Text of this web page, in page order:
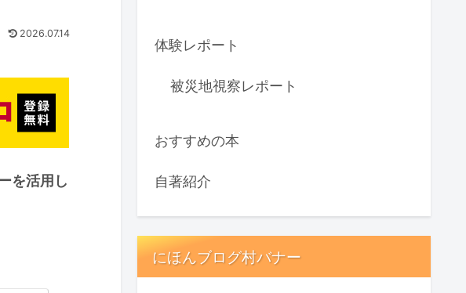
2026.07.14
を活用し
体験レポート
被災地視察レポート
おすすめの本
自著紹介
にほんブログ村バナー